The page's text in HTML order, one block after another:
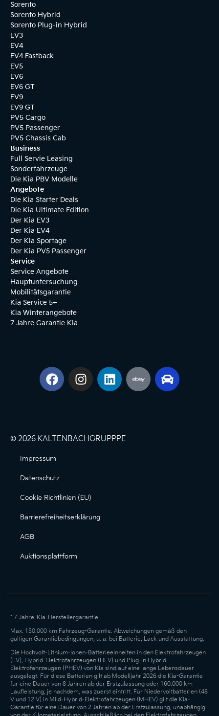
Sorento
Sorento Hybrid
Sorento Plug-in Hybrid
EV3
EV4
EV4 Fastback
EV5
EV6
EV6 GT
EV9
EV9 GT
PV5 Cargo
PV5 Passenger
PV5 Chassis Cab
Business
Full Servie Leasing
Sonderfahrzeuge
Die Kia PBV Modelle
Angebote
Die Kia Starter Deals
Die Kia Ultimate Edition
Der Kia EV3
Der Kia EV4
Der Kia Sportage
Der Kia PV5 Passenger
Service
Service Angebote
Hauptuntersuchung
Mobilitätsgarantie
Kia Service 5+
Kia Winterangebote
7 Jahre Garantie Kia
© 2026 KALTENBACHGRUPPPE
Impressum
Datenschutz
Cookie Richtlinien (EU)
Barrierefreiheitserklärung
AGB
Auktionsplattform
* 7-Jahre-Kia-Herstellergarantie
Max. 150.000 km Fahrzeug-Garantie. Abweichungen gemäß den
gültigen Garantiebedingungen, u. a. bei Batterie, Lack und Ausstattung.
Die Hochvolt-Lithium-Ionen-Batterieeinheiten in den Elektrofahrzeugen
(EV), Hybrid-Elektrofahrzeugen (HEV) und Plug-in Hybrid-
Elektrofahrzeugen (PHEV) von Kia sind auf eine lange Lebensdauer
ausgelegt. Für diese Batterien gilt ab Modelljahr 2026 die Kia-Garantie
für eine Dauer von 8 Jahren ab der Erstzulassung oder 160.000 km
Laufleistung, je nachdem, was zuerst eintritt. Für Niedervoltbatterien (48
V und 12 V) in Mild-Hybrid-Elektrofahrzeugen (MHEV) gilt die Kia-
Garantie für eine Dauer von 2 Jahren ab der Erstzulassung, unabhängig